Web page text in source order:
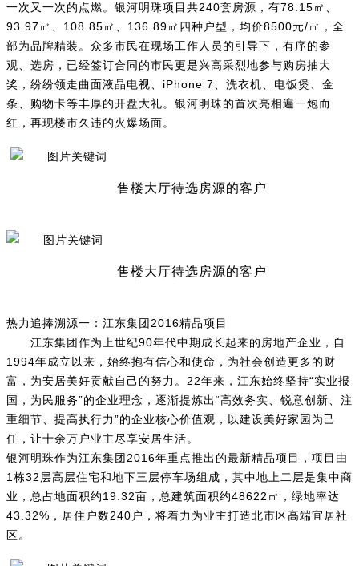
一次又一次的点燃。银河明珠项目共240套房源，有78.15㎡、
93.97㎡、108.85㎡、136.89㎡四种户型，均价8500元/㎡，全
部为品牌精装。众多市民在现场工作人员的引导下，有序的参
观、选房，已经签订合同的市民更是兴高采烈地参与购房抽大
奖，纷纷领走曲面液晶电视、iPhone 7、洗衣机、电饭煲、金
条、购物卡等丰厚的开盘大礼。银河明珠的首次亮相遍一炮而
红，再现楼市久违的火爆场面。
售楼大厅待选房源的客户
售楼大厅待选房源的客户
热力追捧溯源一：江东集团2016精品项目
江东集团作为上世纪90年代中期成长起来的房地产企业，自
1994年成立以来，始终抱有信心和使命，为社会创造更多的财
富，为安居美好贡献自己的努力。22年来，江东始终坚持“实业报
国，为民服务”的企业理念，逐渐提炼出“高效务实、锐意创新、注
重细节、提高执行力”的企业核心价值观，以建设美好家园为己
任，让十余万户业主尽享安居生活。
银河明珠作为江东集团2016年重点推出的最新精品项目，项目由
1栋32层高层住宅和地下三层停车场组成，其中地上二层是集中商
业，总占地面积约19.32亩，总建筑面积约48622㎡，绿地率达
43.32%，居住户数240户，将着力为业主打造北市区高端宜居社
区。